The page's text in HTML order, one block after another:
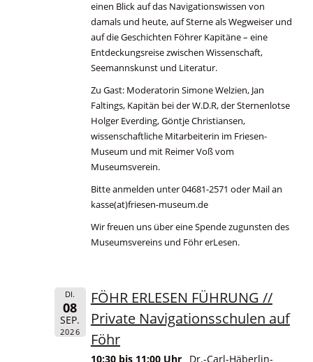
einen Blick auf das Navigationswissen von
damals und heute, auf Sterne als Wegweiser und
auf die Geschichten Föhrer Kapitäne – eine
Entdeckungsreise zwischen Wissenschaft,
Seemannskunst und Literatur.
Zu Gast: Moderatorin Simone Welzien, Jan
Faltings, Kapitän bei der W.D.R, der Sternenlotse
Holger Everding, Göntje Christiansen,
wissenschaftliche Mitarbeiterin im Friesen-
Museum und mit Reimer Voß vom
Museumsverein.
Bitte anmelden unter 04681-2571 oder Mail an
kasse(at)friesen-museum.de
Wir freuen uns über eine Spende zugunsten des
Museumsvereins und Föhr erLesen.
DI.
08
SEP.
2026
FÖHR ERLESEN FÜHRUNG //
Private Navigationsschulen auf
Föhr
10:30 bis 11:00 Uhr Dr.-Carl-Häberlin-